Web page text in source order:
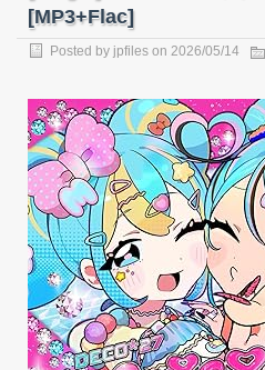
[MP3+Flac]
Posted by jpfiles on 2026/05/14